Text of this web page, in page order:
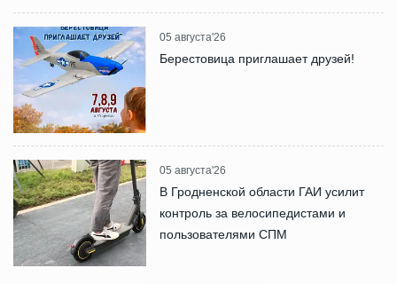
05 августа'26
Берестовица приглашает друзей!
05 августа'26
В Гродненской области ГАИ усилит
контроль за велосипедистами и
пользователями СПМ